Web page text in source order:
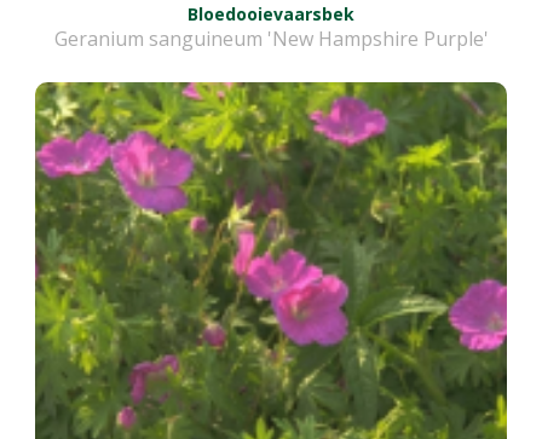
Bloedooievaarsbek
Geranium sanguineum 'New Hampshire Purple'